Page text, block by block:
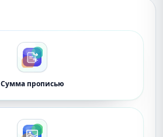
Сумма прописью